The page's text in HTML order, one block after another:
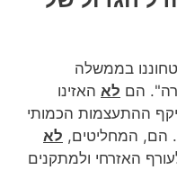
בממשלה
הם לא האזינו
ההתעצמות הכמותי
הם, המחליטים, לא
האזרחי ולמתקנים